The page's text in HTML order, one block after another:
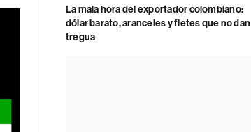
La mala hora del exportador colombiano:
dólar barato, aranceles y fletes que no dan
tregua